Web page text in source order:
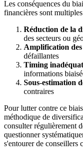
Les conséquences du
financières sont
Réduction de la
des secteurs ou
Amplification
défaillantes
Timing inadéquat
informations
Sous-estimation
contraires
Pour lutter contre ce
méthodique de
consulter régulièrement
questionner
s'entourer de conseillers